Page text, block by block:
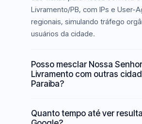
Livramento/PB, com IPs e User-
regionais, simulando tráfego
usuários da cidade.
Posso mesclar Nossa
Livramento com outras
Paraiba?
Quanto tempo até ver